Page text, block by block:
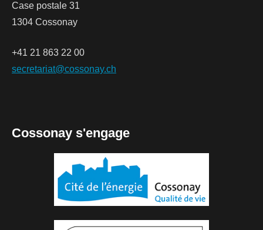
Case postale 31
1304 Cossonay
+41 21 863 22 00
secretariat@cossonay.ch
Cossonay s'engage